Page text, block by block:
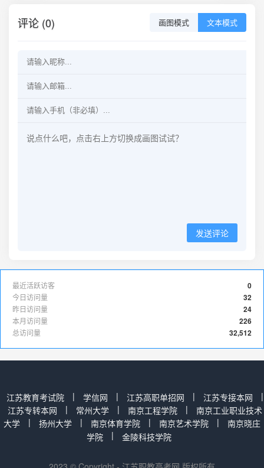
评论 (0) 画图模式 文本模式
发送评论
0
最近活跃访客
32
今日访问量
24
昨日访问量
226
本月访问量
32,512
总访问量
江苏教育考试院 | 学信网 | 江苏高职单招网 | 江苏专接本网
|
江苏专转本网
| 常州大学 | 南京工程学院 |
南京工业职业技术
大学
| 扬州大学 | 南京体育学院 | 南京艺术学院 |
南京晓庄
学院
| 金陵科技学院